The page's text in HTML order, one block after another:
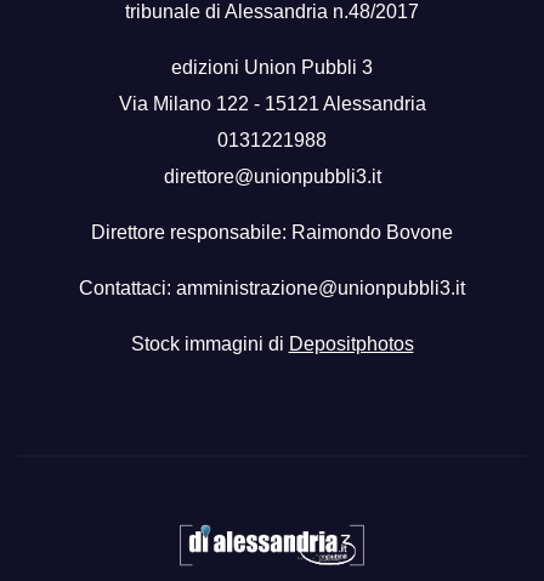
tribunale di Alessandria n.48/2017
edizioni Union Pubbli 3
Via Milano 122 - 15121 Alessandria
0131221988
direttore@unionpubbli3.it
Direttore responsabile: Raimondo Bovone
Contattaci: amministrazione@unionpubbli3.it
Stock immagini di Depositphotos